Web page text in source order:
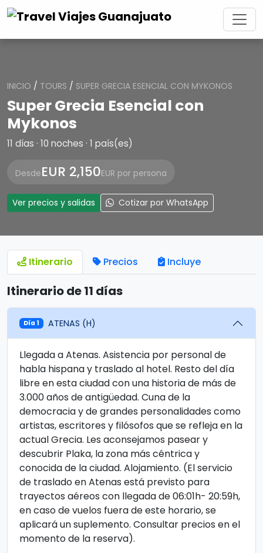
INICIO / TOURS / SUPER GRECIA ESENCIAL CON MYKONOS
Super Grecia Esencial con
Mykonos
11 días · 10 noches · 1 país(es)
DesdeEUR 2,150EUR por persona
Ver precios y salidas Cotizar por WhatsApp
Itinerario Precios Incluye
Itinerario de 11 días
Día 1 ATENAS (H)
Llegada a Atenas. Asistencia por personal de
habla hispana y traslado al hotel. Resto del día
libre en esta ciudad con una historia de más de
3.000 años de antigüedad. Cuna de la
democracia y de grandes personalidades como
artistas, escritores y filósofos que se refleja en la
actual Grecia. Les aconsejamos pasear y
descubrir Plaka, la zona más céntrica y
conocida de la ciudad. Alojamiento. (El servicio
de traslado en Atenas está previsto para
trayectos aéreos con llegada de 06:01h- 20:59h,
en caso de vuelos fuera de este horario, se
aplicará un suplemento. Consultar precios en el
momento de la reserva).